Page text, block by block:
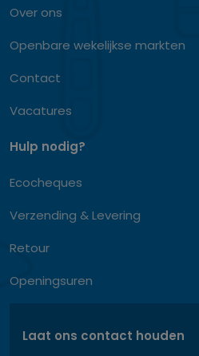
Over ons
Openbare wekelijkse markten
Contact
Vacatures
Hulp nodig?
Ecocheques
Verzending & Levering
Retour
Openingsuren
Laat ons contact houden